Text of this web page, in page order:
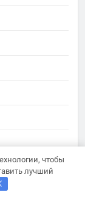
чтобы
лучший